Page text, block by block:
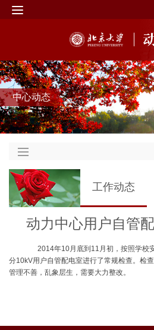
中心动态
工作动态
动力中心用户自管
2014年10月底到11月初，按照学校
分10kV用户自管配电室进行了常规检查。检
管理不善，乱象层生，需要大力整改。